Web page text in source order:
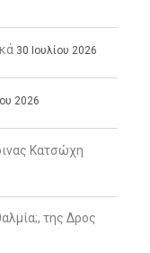
30 Ιουλίου 2026
2026
Κατσώχη
της Δρος